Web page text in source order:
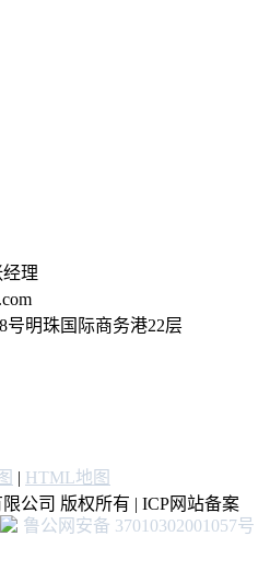
经理
号明珠国际商务港22层
| HTML地图
公司 版权所有 | ICP网站备案
鲁公网安备 37010302001057号